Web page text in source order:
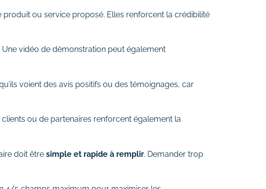
produit ou service proposé. Elles renforcent la crédibilité
Une vidéo de démonstration peut également
voient des avis positifs ou des témoignages, car
ou de partenaires renforcent également la
doit être simple et rapide à remplir. Demander trop